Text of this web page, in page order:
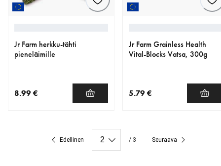
Jr Farm herkku-tähti
pieneläimille
8.99 €
Jr Farm Grainless Health
Vital-Blocks Vatsa, 300g
5.79 €
Edellinen / 3 Seuraava